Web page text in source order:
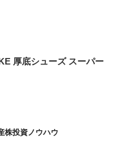
厚底シューズ スーパー
株投資ノウハウ